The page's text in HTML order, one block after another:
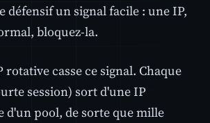
défensif un signal facile : une IP,
bloquez-la.
rotative casse ce signal. Chaque
session) sort d'une IP
d'un pool, de sorte que mille